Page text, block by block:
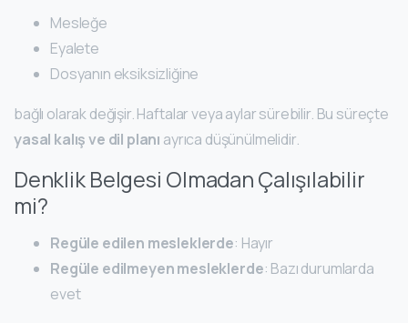
Mesleğe
Eyalete
Dosyanın eksiksizliğine
bağlı olarak değişir. Haftalar veya aylar sürebilir. Bu süreçte
yasal kalış ve dil planı ayrıca düşünülmelidir.
Denklik Belgesi Olmadan Çalışılabilir
mi?
Regüle edilen mesleklerde: Hayır
Regüle edilmeyen mesleklerde: Bazı durumlarda
evet